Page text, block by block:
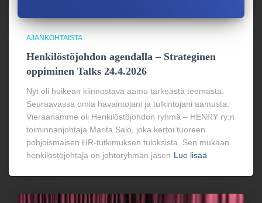
AJANKOHTAISTA
Henkilöstöjohdon agendalla – Strateginen
oppiminen Talks 24.4.2026
Nyt oli huikean kiinnostava aamu tärkeästä teemasta.
Seuraavassa omia havaintojani ja tulkintojani aamusta.
Vieraanamme oli Henkilöstöjohdon ryhmä – HENRY ry:n
toiminnanjohtaja Marita Salo, joka kertoi tuoreen
pohjoismaisen HR-tutkimuksen tuloksista. Sen mukaan
henkilöstöjohtaja on johtoryhmän jäsen Lue lisää